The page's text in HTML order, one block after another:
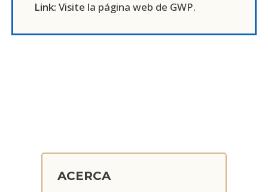
ACERCA
Link:Visite la página web de GWP.